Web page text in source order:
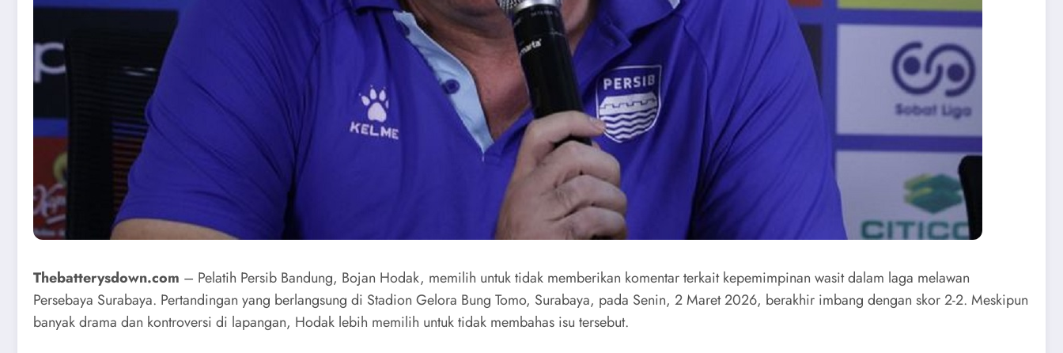
Thebatterysdown.com – Pelatih Persib Bandung, Bojan Hodak, memilih untuk tidak memberikan komentar terkait kepemimpinan wasit dalam laga melawan
Persebaya Surabaya. Pertandingan yang berlangsung di Stadion Gelora Bung Tomo, Surabaya, pada Senin, 2 Maret 2026, berakhir imbang dengan skor 2-2. Meskipun
banyak drama dan kontroversi di lapangan, Hodak lebih memilih untuk tidak membahas isu tersebut.